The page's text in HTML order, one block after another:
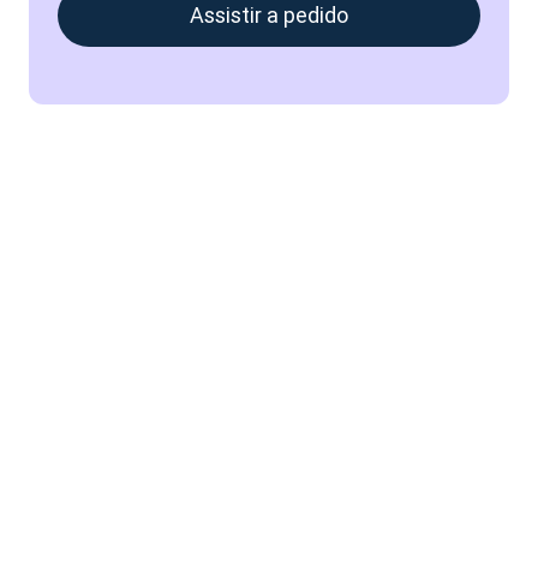
Assistir a pedido